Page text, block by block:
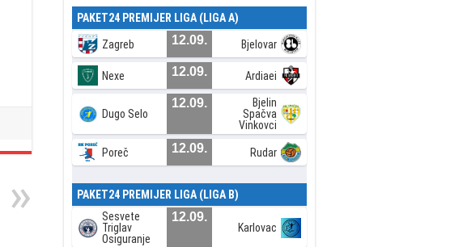
PAKET24 PREMIJER LIGA (LIGA A)
Zagreb 12.09. Bjelovar
Nexe 12.09. Ardiaei
Dugo Selo
12.09.
Bjelin
Spačva
Vinkovci
Poreč 12.09. Rudar
PAKET24 PREMIJER LIGA (LIGA B)
Sesvete
Triglav
Osiguranje
12.09.
Karlovac